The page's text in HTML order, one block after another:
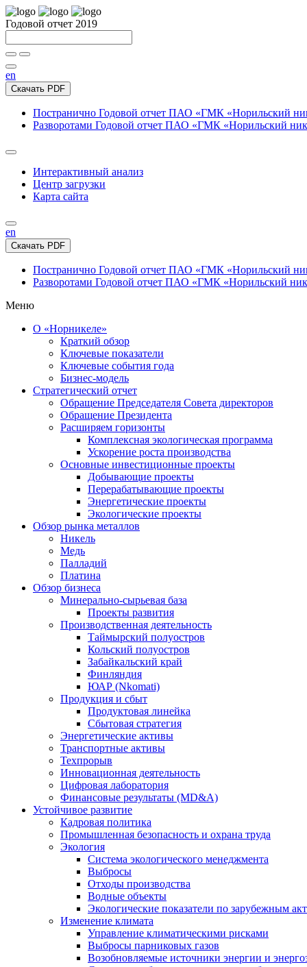
Годовой отчет 2019
en
Скачать PDF
Постранично Годовой отчет ПАО «ГМК «Норильский
Разворотами Годовой отчет ПАО «ГМК «Норильский
Интерактивный анализ
Центр загрузки
Карта сайта
en
Скачать PDF
Постранично Годовой отчет ПАО «ГМК «Норильский
Разворотами Годовой отчет ПАО «ГМК «Норильский
Меню
О «Норникеле»
Краткий обзор
Ключевые показатели
Ключевые события года
Бизнес-модель
Стратегический отчет
Обращение Председателя Совета директоров
Обращение Президента
Расширяем горизонты
Комплексная экологическая программа
Ускорение роста производства
Основные инвестиционные проекты
Добывающие проекты
Перерабатывающие проекты
Энергетические проекты
Экологические проекты
Обзор рынка металлов
Никель
Медь
Палладий
Платина
Обзор бизнеса
Минерально-сырьевая база
Проекты развития
Производственная деятельность
Таймырский полуостров
Кольский полуостров
Забайкальский край
Финляндия
ЮАР (Nkomati)
Продукция и сбыт
Продуктовая линейка
Сбытовая стратегия
Энергетические активы
Транспортные активы
Техпрорыв
Инновационная деятельность
Цифровая лаборатория
Финансовые результаты (MD&A)
Устойчивое развитие
Кадровая политика
Промышленная безопасность и охрана труда
Экология
Система экологического менеджмента
Выбросы
Отходы производства
Водные объекты
Экологические показатели по зарубежным
Изменение климата
Управление климатическими рисками
Выбросы парниковых газов
Возобновляемые источники энергии и